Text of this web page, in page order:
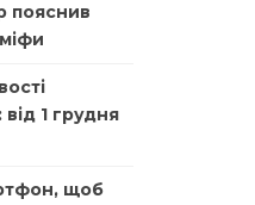
пояснив
1 грудня
щоб